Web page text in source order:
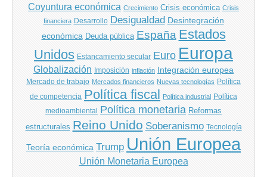
Coyuntura económica Crecimiento Crisis económica Crisis
financiera Desarrollo Desigualdad Desintegración
económica Deuda pública España Estados
Unidos Estancamiento secular Euro Europa
Globalización Imposición inflación Integración europea
Mercado de trabajo Mercados financieros Nuevas tecnologías Política
de competencia Política fiscal Política industrial Política
medioambiental Política monetaria Reformas
estructurales Reino Unido Soberanismo Tecnología
Teoría económica Trump Unión Europea
Unión Monetaria Europea